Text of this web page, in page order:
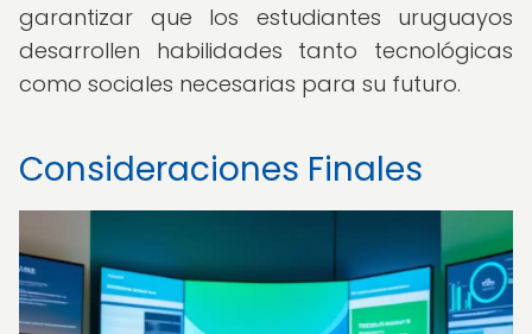
garantizar que los estudiantes uruguayos
desarrollen habilidades tanto tecnológicas
como sociales necesarias para su futuro.
Consideraciones Finales